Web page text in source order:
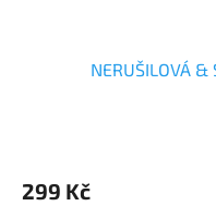
NERUŠILOVÁ
299 Kč